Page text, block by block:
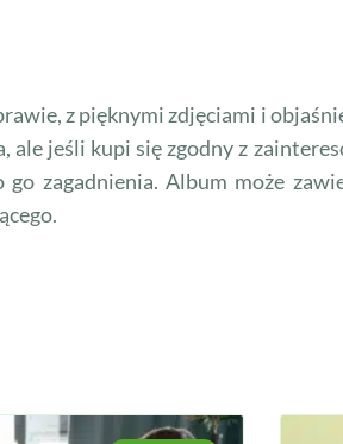
z pięknymi zdjęciami i
ale jeśli kupi się zgodny z
zagadnienia. Album może